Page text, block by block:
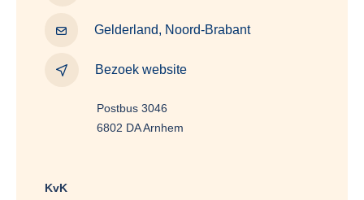
Gelderland, Noord-Brabant
Bezoek website
Postbus 3046
6802 DA Arnhem
KvK